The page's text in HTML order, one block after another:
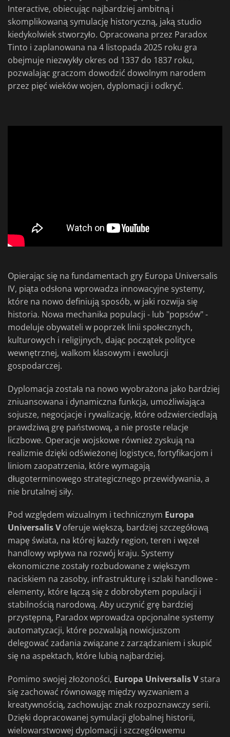
Interactive, obiecując najbardziej ambitną i
skomplikowaną symulację historyczną, jaką studio
kiedykolwiek stworzyło. Opracowana przez Paradox
Tinto i zaplanowana na 4 listopada 2025 roku gra
obejmuje niezwykły okres od 1337 do 1837 roku,
pozwalając graczom dowodzić dowolnym narodem
przez pięć wieków wojen, dyplomacji i odkryć.
Opierając się na fundamentach gry Europa Universalis
IV, piąta odsłona wprowadza innowacyjne systemy,
które na nowo definiują sposób, w jaki rozwija się
historia. Nowa mechanika populacji - lub "popsów" -
modeluje obywateli w poprzek linii społecznych,
kulturowych i religijnych, dając początek polityce
wewnętrznej, walkom klasowym i ewolucji
gospodarczej.
Dyplomacja została na nowo wyobrażona jako bardziej
zniuansowana i dynamiczna funkcja, umożliwiająca
sojusze, negocjacje i rywalizację, które odzwierciedlają
prawdziwą grę państwową, a nie proste relacje
liczbowe. Operacje wojskowe również zyskują na
realizmie dzięki odświeżonej logistyce, fortyfikacjom i
liniom zaopatrzenia, które wymagają
długoterminowego strategicznego przewidywania, a
nie brutalnej siły.
Pod względem wizualnym i technicznym Europa
Universalis Voferuje większą, bardziej szczegółową
mapę świata, na której każdy region, teren i węzeł
handlowy wpływa na rozwój kraju. Systemy
ekonomiczne zostały rozbudowane z większym
naciskiem na zasoby, infrastrukturę i szlaki handlowe -
elementy, które łączą się z dobrobytem populacji i
stabilnością narodową. Aby uczynić grę bardziej
przystępną, Paradox wprowadza opcjonalne systemy
automatyzacji, które pozwalają nowicjuszom
delegować zadania związane z zarządzaniem i skupić
się na aspektach, które lubią najbardziej.
Pomimo swojej złożoności, Europa Universalis Vstara
się zachować równowagę między wyzwaniem a
kreatywnością, zachowując znak rozpoznawczy serii.
Dzięki dopracowanej symulacji globalnej historii,
wielowarstwowej dyplomacji i szczegółowemu